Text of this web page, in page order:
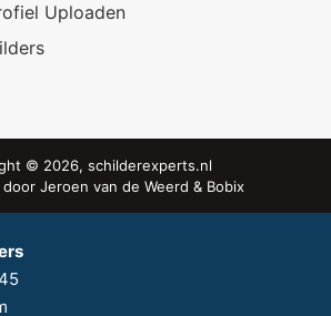
Uploaden
© 2026, schilderexperts.nl
door Jeroen van de Weerd & Bobix